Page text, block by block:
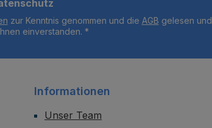
zur Kenntnis genommen und die AGB gelesen und
einverstanden. *
Informationen
Unser Team